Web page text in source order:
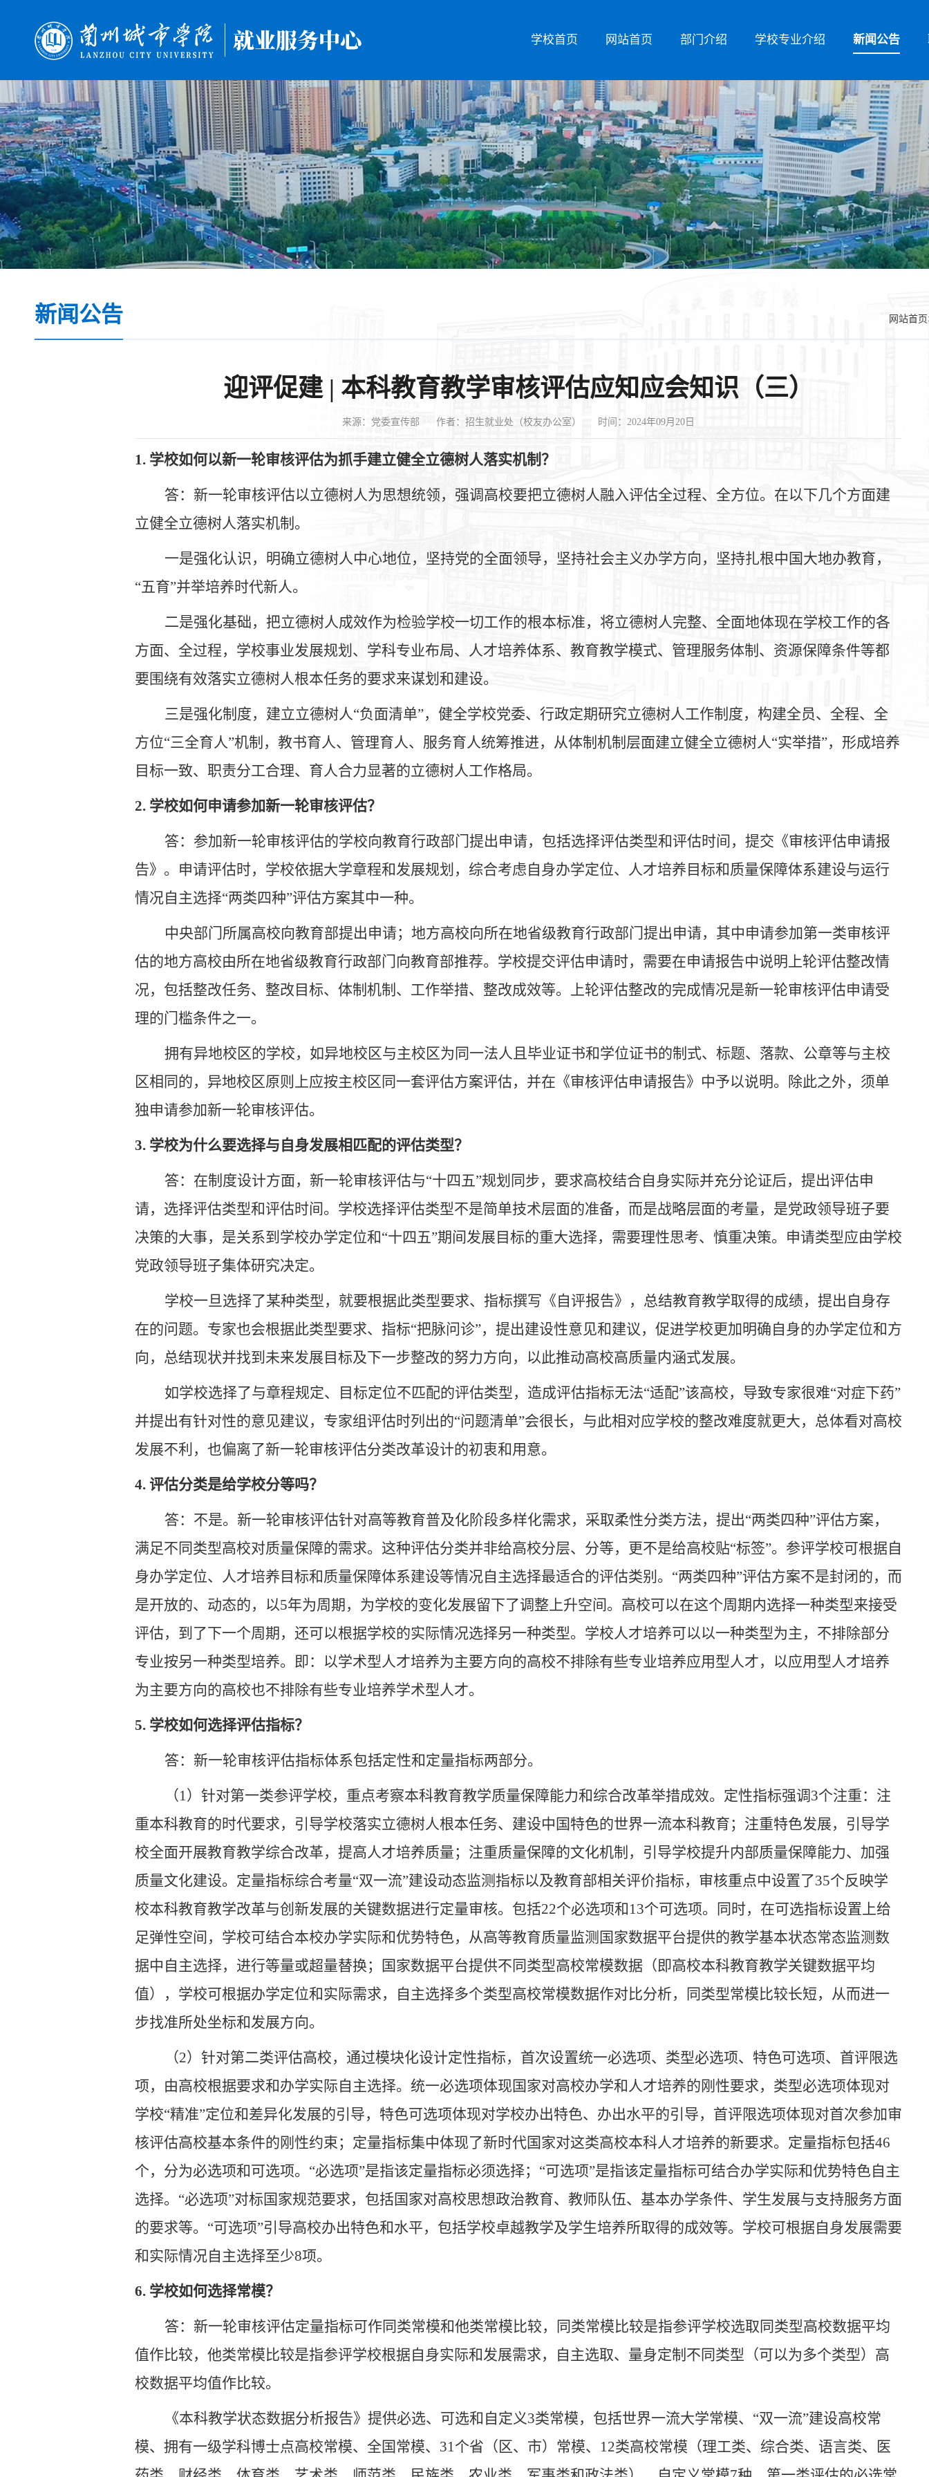
学校首页 网站首页 部门介绍 学校专业介绍 新闻公告
新闻公告 网站首页
迎评促建 | 本科教育教学审核评估应知应会知识（三）
来源：党委宣传部 作者：招生就业处（校友办公室） 时间：2024年09月20日
1. 学校如何以新一轮审核评估为抓手建立健全立德树人落实机制？
答：新一轮审核评估以立德树人为思想统领，强调高校要把立德树人融入评估全过程、全方位。在以下几个方面建
立健全立德树人落实机制 。
一是强化认识，明确立德树人中心地位，坚持党的全面领导，坚持社会主义办学方向，坚持扎根中国大地办教育，
“五育”并举培养时代新人。
二是强化基础，把立德树人成效作为检验学校一切工作的根本标准，将立德树人完整、全面地体现在学校工作的各
方面、全过程，学校事业发展规划、学科专业布局、人才培养体系、教育教学模式、管理服务体制、资源保障条件等都
要围绕有效落实立德树人根本任务的要求来谋划和建设。
三是强化制度，建立立德树人“负面清单”，健全学校党委、行政定期研究立德树人工作制度，构建全员、全程、全
方位“三全育人”机制，教书育人、管理育人、服务育人统筹推进，从体制机制层面建立健全立德树人“实举措”，形成培养
目标一致、职责分工合理、育人合力显著的立德树人工作格局。
2. 学校如何申请参加新一轮审核评估？
答：参加新一轮审核评估的学校向教育行政部门提出申请，包括选择评估类型和评估时间，提交《审核评估申请报
告》。申请评估时，学校依据大学章程和发展规划，综合考虑自身办学定位、人才培养目标和质量保障体系建设与运行
情况自主选择“两类四种”评估方案其中一种。
中央部门所属高校向教育部提出申请；地方高校向所在地省级教育行政部门提出申请，其中申请参加第一类审核评
估的地方高校由所在地省级教育行政部门向教育部推荐。学校提交评估申请时，需要在申请报告中说明上轮评估整改情
况，包括整改任务、整改目标、体制机制、工作举措、整改成效等。上轮评估整改的完成情况是新一轮审核评估申请受
理的门槛条件之一。
拥有异地校区的学校，如异地校区与主校区为同一法人且毕业证书和学位证书的制式、标题、落款、公章等与主校
区相同的，异地校区原则上应按主校区同一套评估方案评估，并在《审核评估申请报告》中予以说明。除此之外，须单
独申请参加新一轮审核评估。
3. 学校为什么要选择与自身发展相匹配的评估类型？
答：在制度设计方面，新一轮审核评估与“十四五”规划同步，要求高校结合自身实际并充分论证后，提出评估申
请，选择评估类型和评估时间。学校选择评估类型不是简单技术层面的准备，而是战略层面的考量，是党政领导班子要
决策的大事，是关系到学校办学定位和“十四五”期间发展目标的重大选择，需要理性思考、慎重决策。申请类型应由学校
党政领导班子集体研究决定。
学校一旦选择了某种类型，就要根据此类型要求、指标撰写《自评报告》，总结教育教学取得的成绩，提出自身存
在的问题。专家也会根据此类型要求、指标“把脉问诊”，提出建设性意见和建议，促进学校更加明确自身的办学定位和方
向，总结现状并找到未来发展目标及下一步整改的努力方向，以此推动高校高质量内涵式发展。
如学校选择了与章程规定、目标定位不匹配的评估类型，造成评估指标无法“适配”该高校，导致专家很难“对症下药”
并提出有针对性的意见建议，专家组评估时列出的“问题清单”会很长，与此相对应学校的整改难度就更大，总体看对高校
发展不利，也偏离了新一轮审核评估分类改革设计的初衷和用意。
4. 评估分类是给学校分等吗？
答：不是。新一轮审核评估针对高等教育普及化阶段多样化需求，采取柔性分类方法，提出“两类四种”评估方案，
满足不同类型高校对质量保障的需求。这种评估分类并非给高校分层、分等，更不是给高校贴“标签”。参评学校可根据自
身办学定位、人才培养目标和质量保障体系建设等情况自主选择最适合的评估类别。“两类四种”评估方案不是封闭的，而
是开放的、动态的，以5年为周期，为学校的变化发展留下了调整上升空间。高校可以在这个周期内选择一种类型来接受
评估，到了下一个周期，还可以根据学校的实际情况选择另一种类型。学校人才培养可以以一种类型为主，不排除部分
专业按另一种类型培养。即：以学术型人才培养为主要方向的高校不排除有些专业培养应用型人才，以应用型人才培养
为主要方向的高校也不排除有些专业培养学术型人才。
5. 学校如何选择评估指标？
答：新一轮审核评估指标体系包括定性和定量指标两部分。
（1） 针对第一类参评学校，重点考察本科教育教学质量保障能力和综合改革举措成效。定性指标强调3个注重：注
重本科教育的时代要求，引导学校落实立德树人根本任务、建设中国特色的世界一流本科教育；注重特色发展，引导学
校全面开展教育教学综合改革，提高人才培养质量；注重质量保障的文化机制，引导学校提升内部质量保障能力、加强
质量文化建设。定量指标综合考量“双一流”建设动态监测指标以及教育部相关评价指标，审核重点中设置了35个反映学
校本科教育教学改革与创新发展的关键数据进行定量审核。包括22个必选项和13个可选项。同时，在可选指标设置上给
足弹性空间，学校可结合本校办学实际和优势特色，从高等教育质量监测国家数据平台提供的教学基本状态常态监测数
据中自主选择，进行等量或超量替换；国家数据平台提供不同类型高校常模数据（即高校本科教育教学关键数据平均
值），学校可根据办学定位和实际需求，自主选择多个类型高校常模数据作对比分析，同类型常模比较长短，从而进一
步找准所处坐标和发展方向。
（2） 针对第二类评估高校，通过模块化设计定性指标，首次设置统一必选项、类型必选项、特色可选项、首评限选
项，由高校根据要求和办学实际自主选择。统一必选项体现国家对高校办学和人才培养的刚性要求，类型必选项体现对
学校“精准”定位和差异化发展的引导，特色可选项体现对学校办出特色、办出水平的引导，首评限选项体现对首次参加审
核评估高校基本条件的刚性约束；定量指标集中体现了新时代国家对这类高校本科人才培养的新要求。定量指标包括46
个，分为必选项和可选项。“必选项”是指该定量指标必须选择；“可选项”是指该定量指标可结合办学实际和优势特色自主
选择。“必选项”对标国家规范要求，包括国家对高校思想政治教育、教师队伍、基本办学条件、学生发展与支持服务方面
的要求等。“可选项”引导高校办出特色和水平，包括学校卓越教学及学生培养所取得的成效等。学校可根据自身发展需要
和实际情况自主选择至少8项。
6. 学校如何选择常模？
答：新一轮审核评估定量指标可作同类常模和他类常模比较，同类常模比较是指参评学校选取同类型高校数据平均
值作比较，他类常模比较是指参评学校根据自身实际和发展需求，自主选取、量身定制不同类型（可以为多个类型）高
校数据平均值作比较。
《本科教学状态数据分析报告》提供必选、可选和自定义3类常模，包括世界一流大学常模、“双一流”建设高校常
模、拥有一级学科博士点高校常模、全国常模、31个省（区、市）常模、12类高校常模（理工类、综合类、语言类、医